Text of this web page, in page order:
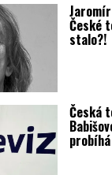
České
stalo?!
Česká